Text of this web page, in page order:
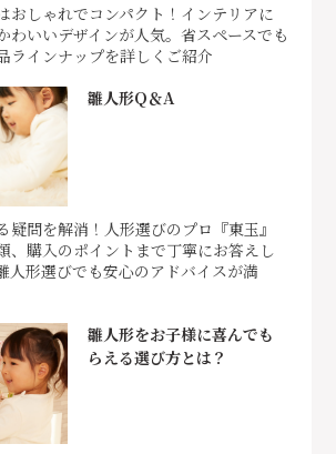
おしゃれでコンパクト！インテリアに
わいいデザインが人気。省スペースでも
ラインナップを詳しくご紹介
雛人形Q＆A
疑問を解消！人形選びのプロ『東玉』
、購入のポイントまで丁寧にお答えし
人形選びでも安心のアドバイスが満
雛人形をお子様に喜んでも
らえる選び方とは？